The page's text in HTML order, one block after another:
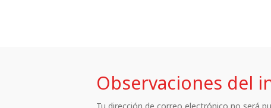
Observaciones del